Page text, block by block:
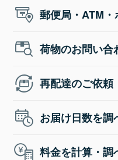
郵便局・ATM
荷物のお問い合
再配達のご依頼
お届け日数を調
料金を計算・調